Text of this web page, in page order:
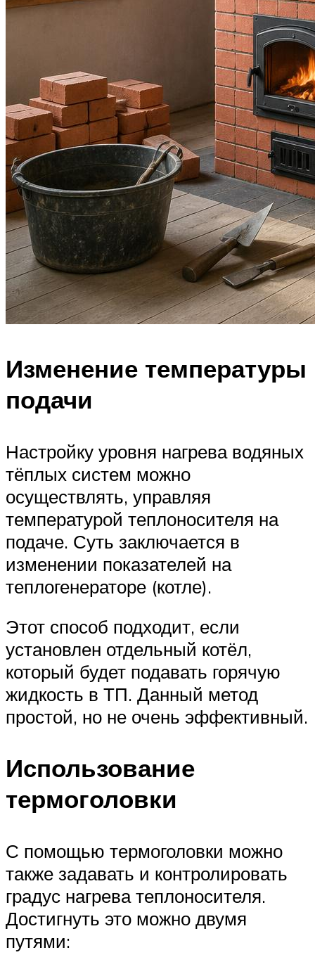
Изменение температуры
подачи
Настройку уровня нагрева водяных
тёплых систем можно
осуществлять, управляя
температурой теплоносителя на
подаче. Суть заключается в
изменении показателей на
теплогенераторе (котле).
Этот способ подходит, если
установлен отдельный котёл,
который будет подавать горячую
жидкость в ТП. Данный метод
простой, но не очень эффективный.
Использование
термоголовки
С помощью термоголовки можно
также задавать и контролировать
градус нагрева теплоносителя.
Достигнуть это можно двумя
путями: